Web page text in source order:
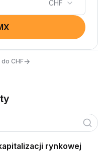
CHF
CHF→
rynkowej